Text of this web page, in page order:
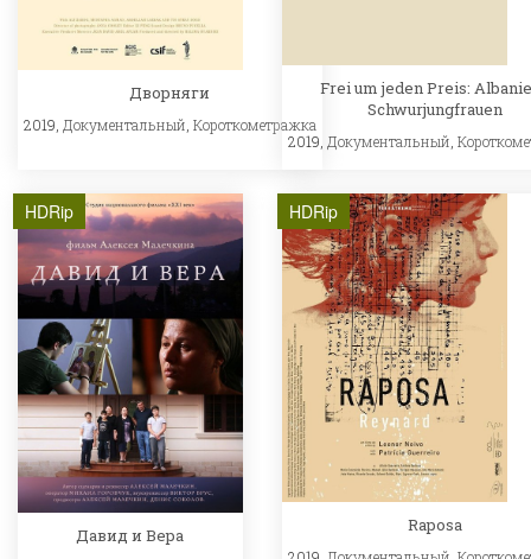
Дворняги
2019, Документальный, Короткометражка
Frei um jeden Preis:
Schwurjungfrauen
2019,Документальный,
HDRip
Давид и Вера
HDRip
Raposa